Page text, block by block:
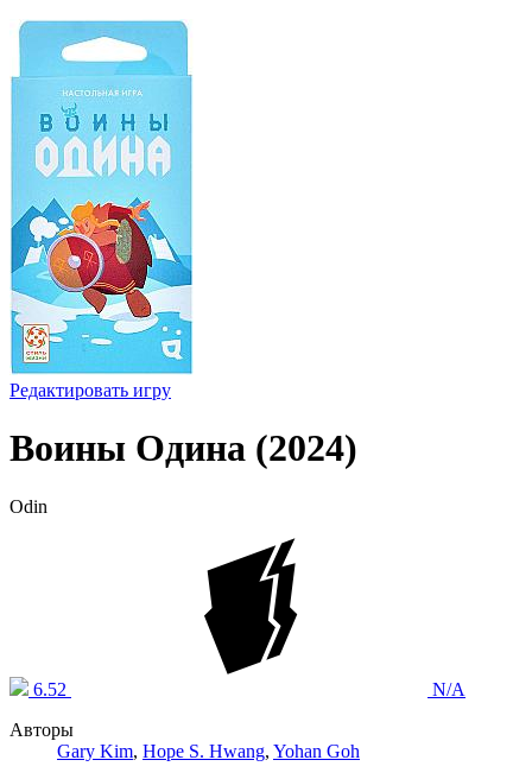
Редактировать игру
Воины Одина (2024)
Odin
6.52
N/A
Авторы
Gary Kim, Hope S. Hwang, Yohan Goh